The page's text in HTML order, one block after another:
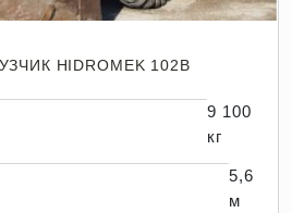
HIDROMEK 102B
9 100
кг
5,6
м